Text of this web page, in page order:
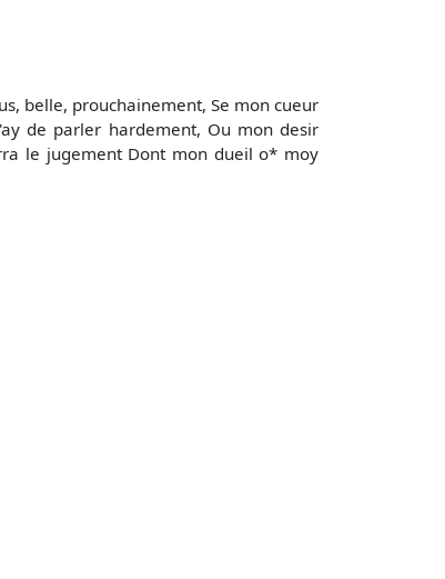
belle, prouchainement, Se mon cueur
de parler hardement, Ou mon desir
le jugement Dont mon dueil o* moy